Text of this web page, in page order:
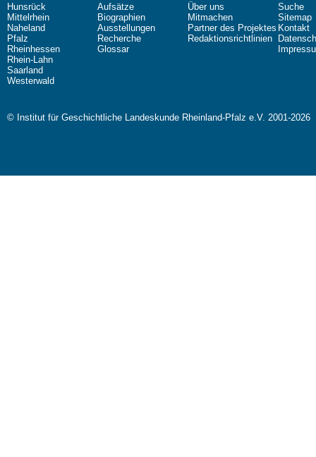
Hunsrück
Mittelrhein
Naheland
Pfalz
Rheinhessen
Rhein-Lahn
Saarland
Westerwald
Aufsätze
Biographien
Ausstellungen
Recherche
Glossar
Über uns
Mitmachen
Partner des Projektes
Redaktionsrichtlinien
Suche
Sitemap
Kontakt
© Institut für Geschichtliche Landeskunde Rheinland-Pfalz e.V. 2001-2026